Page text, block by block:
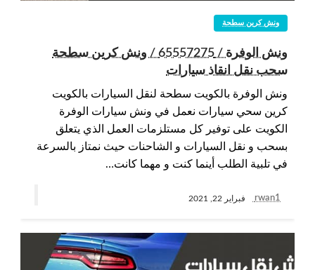
ونش كرين سطحة
ونش الوفرة / 65557275 / ونش كرين سطحة
سحب نقل انقاذ سيارات
ونش الوفرة بالكويت سطحة لنقل السيارات بالكويت
كرين سحي سيارات نعمل في ونش سيارات الوفرة
الكويت على توفير كل مستلزمات العمل الذي يتعلق
بسحب و نقل السيارات و الشاحنات حيث نمتاز بالسرعة
في تلبية الطلب أينما كنت و مهما كانت…
rwan1 فبراير 22, 2021